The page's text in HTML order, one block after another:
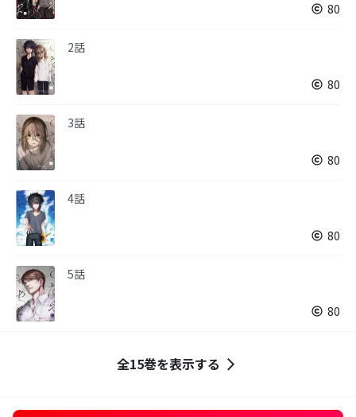
80
2話
80
3話
80
4話
80
5話
80
全15巻を表示する